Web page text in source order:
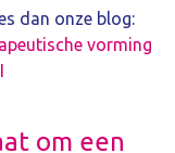
dan onze blog:
vorming
om een